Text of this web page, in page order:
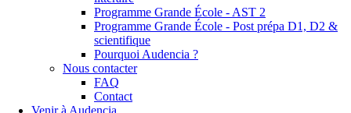
Programme Grande École - AST 2
Programme Grande École - Post prépa D1, D2 &
scientifique
Pourquoi Audencia ?
Nous contacter
FAQ
Contact
Venir à Audencia